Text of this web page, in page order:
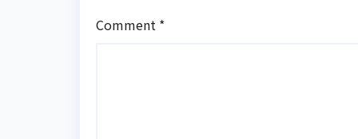
Comment *